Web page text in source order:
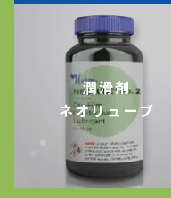
潤滑剤
ネオリューブ